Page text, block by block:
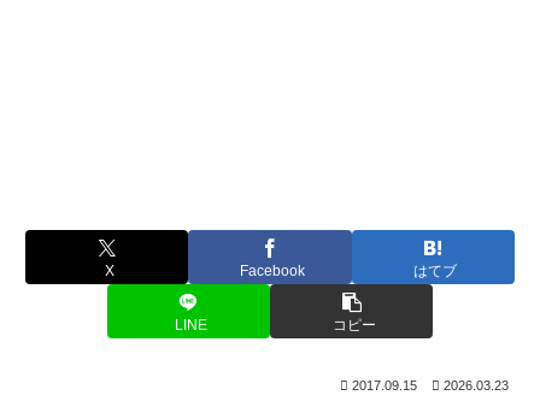
X Facebook はてブ
LINE コピー
2017.09.15 2026.03.23